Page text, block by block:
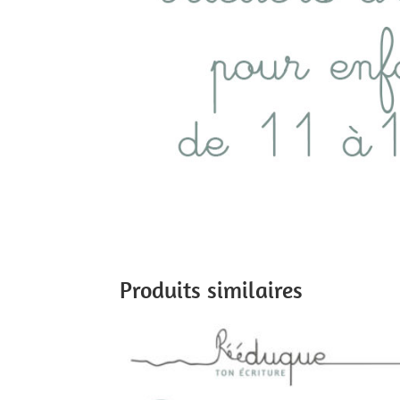
Produits similaires